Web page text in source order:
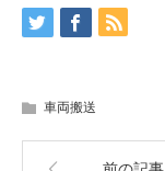
車両搬送